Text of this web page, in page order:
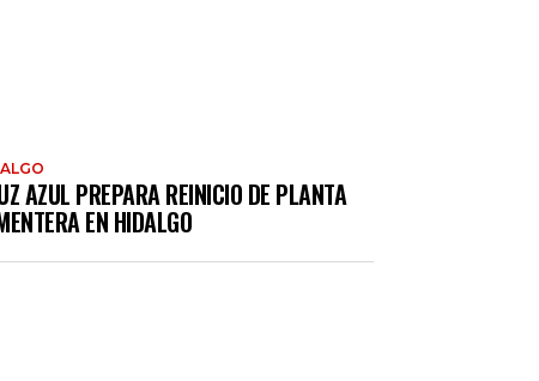
AZUL PREPARA REINICIO DE PLANTA
EN HIDALGO